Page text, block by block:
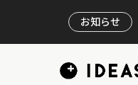
お知らせ